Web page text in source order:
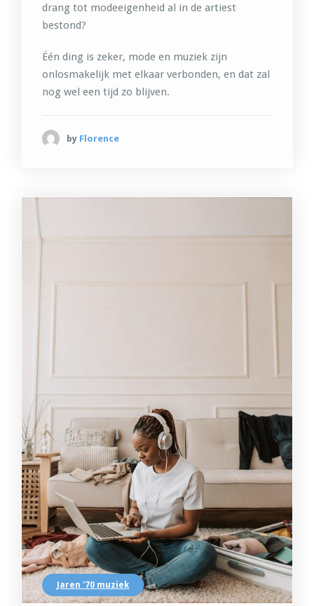
drang tot modeeigenheid al in de artiest
bestond?
Één ding is zeker, mode en muziek zijn
onlosmakelijk met elkaar verbonden, en dat zal
nog wel een tijd zo blijven.
by Florence
Jaren '70 muziek